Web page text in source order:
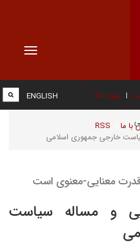
Toggle
پیوند ها
با ما RSS
ENGLISH
خارجی جمهوری اسلامی
معنایی-معنوی است
و مساله سیاست